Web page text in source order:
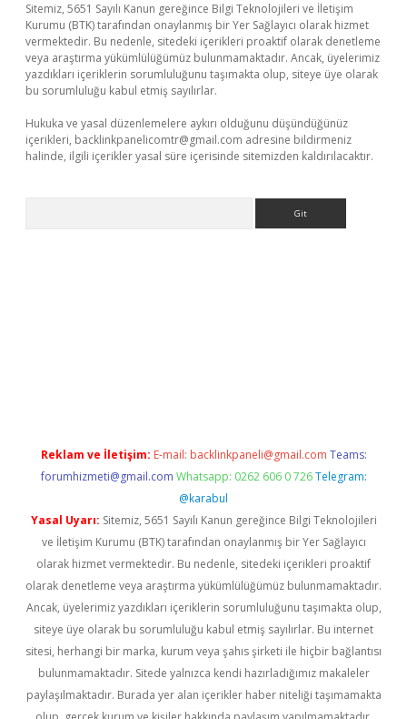
Sitemiz, 5651 Sayılı Kanun gereğince Bilgi Teknolojileri ve İletişim
Kurumu (BTK) tarafından onaylanmış bir Yer Sağlayıcı olarak hizmet
vermektedir. Bu nedenle, sitedeki içerikleri proaktif olarak denetleme
veya araştırma yükümlülüğümüz bulunmamaktadır. Ancak, üyelerimiz
yazdıkları içeriklerin sorumluluğunu taşımakta olup, siteye üye olarak
bu sorumluluğu kabul etmiş sayılırlar.
Hukuka ve yasal düzenlemelere aykırı olduğunu düşündüğünüz
içerikleri, backlinkpanelicomtr@gmail.com adresine bildirmeniz
halinde, ilgili içerikler yasal süre içerisinde sitemizden kaldırılacaktır.
Reklam ve İletişim: E-mail: backlinkpaneli@gmail.com Teams:
forumhizmeti@gmail.com Whatsapp: 0262 606 0 726 Telegram:
@karabul
Yasal Uyarı: Sitemiz, 5651 Sayılı Kanun gereğince Bilgi Teknolojileri
ve İletişim Kurumu (BTK) tarafından onaylanmış bir Yer Sağlayıcı
olarak hizmet vermektedir. Bu nedenle, sitedeki içerikleri proaktif
olarak denetleme veya araştırma yükümlülüğümüz bulunmamaktadır.
Ancak, üyelerimiz yazdıkları içeriklerin sorumluluğunu taşımakta olup,
siteye üye olarak bu sorumluluğu kabul etmiş sayılırlar. Bu internet
sitesi, herhangi bir marka, kurum veya şahıs şirketi ile hiçbir bağlantısı
bulunmamaktadır. Sitede yalnızca kendi hazırladığımız makaleler
paylaşılmaktadır. Burada yer alan içerikler haber niteliği taşımamakta